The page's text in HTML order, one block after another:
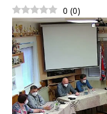
0 (0)